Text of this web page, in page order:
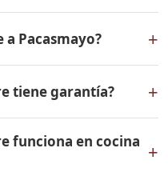
para conocer
y facilidades
de inicial.
a Pacasmayo? +
el Perú. El pago es
tiene garantía? +
Todos los
en acero
funciona en cocina +